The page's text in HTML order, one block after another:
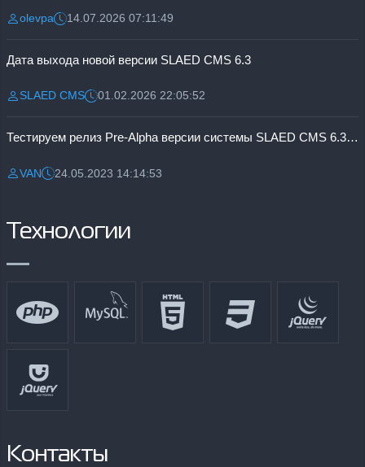
Разместил:
olevpaДата:14.07.2026 07:11:49
Дата выхода новой версии SLAED CMS 6.3
Разместил:
SLAED CMSДата:01.02.2026 22:05:52
Тестируем релиз Pre-Alpha версии системы SLAED CMS 6.3 Pro
Разместил:
VANДата:24.05.2023 14:14:53
Технологии
Контакты